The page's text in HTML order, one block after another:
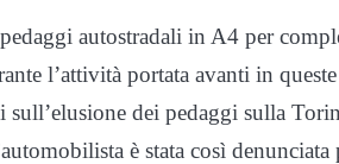
autostradali in A4 per
l’attività portata avanti in
dei pedaggi sulla
è stata così denunciata